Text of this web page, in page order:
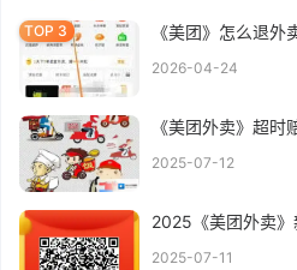
《美团》怎么退外
2026-04-24
《美团外卖》超时
2025-07-12
2025《美团外卖
2025-07-11